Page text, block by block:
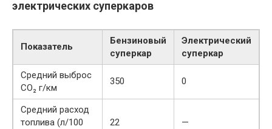
электрических суперкаров
Показатель
Бензиновый
суперкар
Электрический
суперкар
Средний выброс
CO₂ г/км
350 0
Средний расход
топлива (л/100
22 —